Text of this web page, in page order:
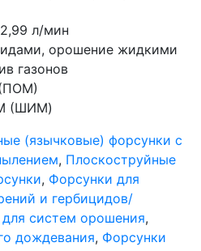
л/мин
орошение жидкими
газонов
(ШИМ)
(язычковые) форсунки с
, Плоскоструйные
, Форсунки для
и гербицидов/
систем орошения,
дождевания, Форсунки